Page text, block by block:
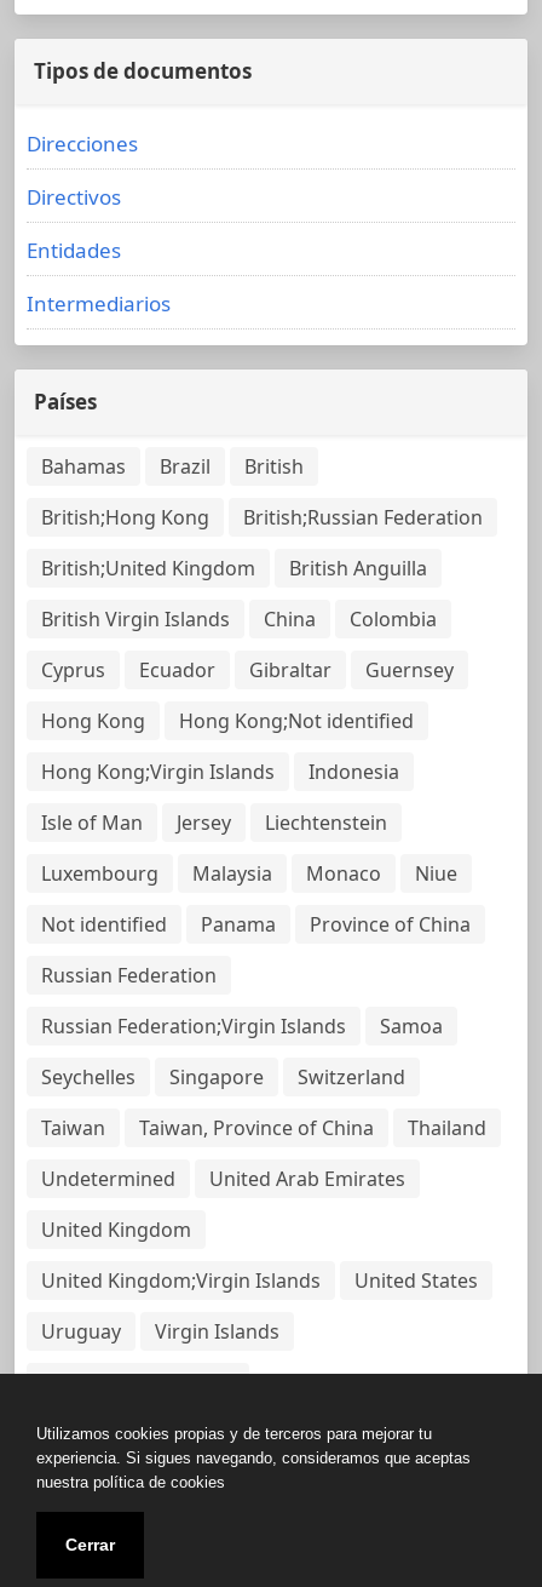
Tipos de documentos
Direcciones
Directivos
Entidades
Intermediarios
Países
Bahamas Brazil
British
British;Hong Kong
British;Russian Federation
British;United Kingdom
British Anguilla
British Virgin Islands
China
Colombia
Cyprus
Ecuador Gibraltar
Guernsey
Hong Kong
Hong Kong;Not identified
Hong Kong;Virgin Islands
Indonesia
Isle of Man
Jersey
Liechtenstein
Luxembourg
Malaysia Monaco
Niue
Not identified
Panama
Province of China
Russian Federation
Russian Federation;Virgin Islands
Samoa
Seychelles
Singapore
Switzerland
Taiwan
Taiwan, Province of China
Thailand
Undetermined
United Arab Emirates
United Kingdom
United Kingdom;Virgin Islands
United States
Uruguay
Virgin Islands
Virgin Islands, British
Copyright © All rights reserved.
Base de Datos de Papeles Del Panamá
Utilizamos cookies propias y de terceros para mejorar tu
experiencia. Si sigues navegando, consideramos que aceptas
nuestra política de cookies
Cerrar